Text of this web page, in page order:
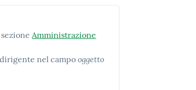
Amministrazione
nel campooggetto